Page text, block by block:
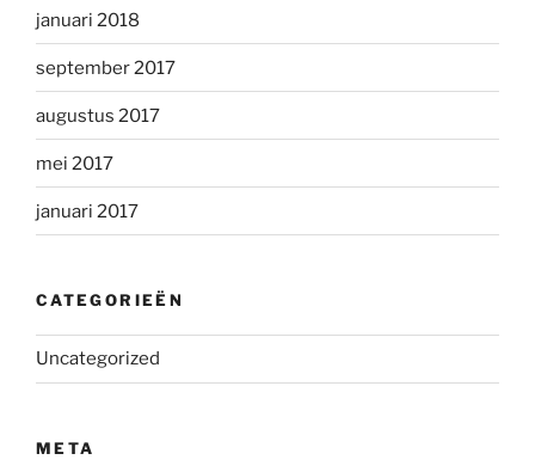
januari 2018
september 2017
augustus 2017
mei 2017
januari 2017
CATEGORIEËN
Uncategorized
META